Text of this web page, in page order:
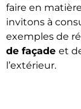
faire en
invitons à
exemples de
de façade et
l’extérieur.